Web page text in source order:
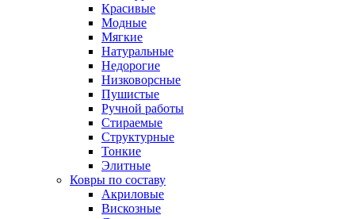
Красивые
Модные
Мягкие
Натуральные
Недорогие
Низковорсные
Пушистые
Ручной работы
Стираемые
Структурные
Тонкие
Элитные
Ковры по составу
Акриловые
Вискозные